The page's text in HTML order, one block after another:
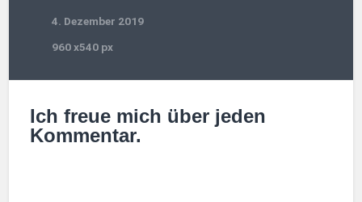
4. Dezember 2019
960x540 px
Ich freue mich über jeden
Kommentar.